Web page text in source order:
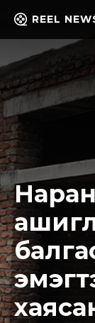
REEL